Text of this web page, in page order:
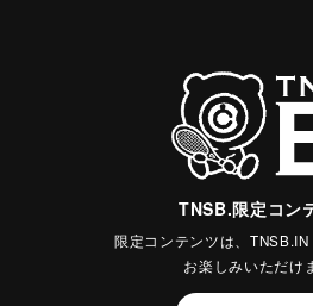
TNSB.限定コン
限定コンテンツは、
お楽しみいただけ